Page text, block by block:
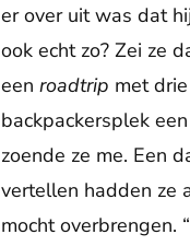
er over uit was dat
ook echt zo? Zei ze
een roadtrip met
backpackersplek
zoende ze me. Een
vertellen hadden ze
mocht overbrengen.